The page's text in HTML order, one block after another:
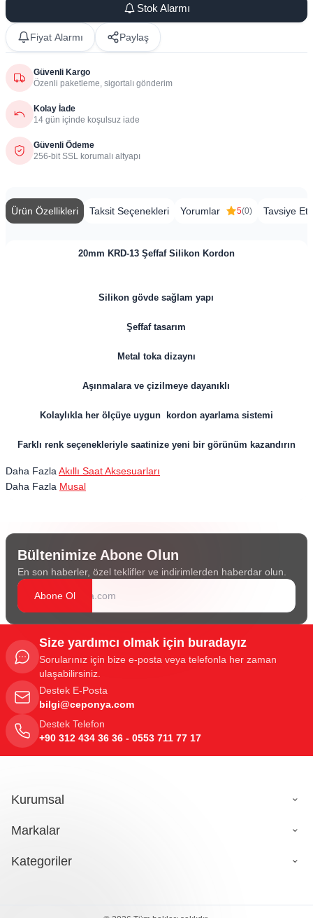
Stok Alarmı
Fiyat Alarmı Paylaş
Güvenli Kargo
Özenli paketleme, sigortalı gönderim
Kolay İade
14 gün içinde koşulsuz iade
Güvenli Ödeme
256-bit SSL korumalı altyapı
Ürün Özellikleri Taksit Seçenekleri Yorumlar 5(0) Tavsiye Et
20mm ​​​KRD-13 Şeffaf Silikon Kordon
Silikon gövde sağlam yapı
Şeffaf tasarım
Metal toka dizaynı
Aşınmalara ve çizilmeye dayanıklı
Kolaylıkla her ölçüye uygun kordon ayarlama sistemi
Farklı renk seçenekleriyle saatinize yeni bir görünüm kazandırın
Daha Fazla Akıllı Saat Aksesuarları
Daha Fazla Musal
Bültenimize Abone Olun
En son haberler, özel teklifler ve indirimlerden haberdar olun.
Abone Ol
Size yardımcı olmak için buradayız
Sorularınız için bize e-posta veya telefonla her zaman
ulaşabilirsiniz.
Destek E-Posta
bilgi@ceponya.com
Destek Telefon
+90 312 434 36 36 - 0553 711 77 17
Kurumsal
Markalar
Kategoriler